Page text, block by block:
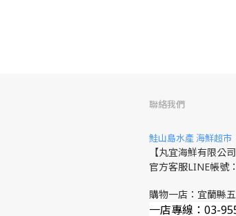
聯絡我們
鮭山島水產 海鮮超市
【丸宜海鮮有限公
官方客服LINE帳號
購物一店：宜蘭縣
一店專線：03-